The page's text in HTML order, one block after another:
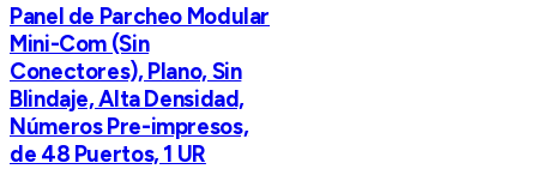
Panel de Parcheo Modular
Mini-Com (Sin
Conectores), Plano, Sin
Blindaje, Alta Densidad,
Números Pre-impresos,
de 48 Puertos, 1 UR